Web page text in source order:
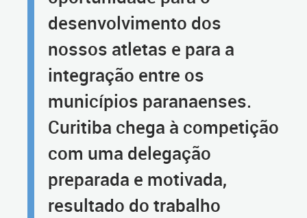
desenvolvimento dos
nossos atletas e para a
integração entre os
municípios paranaenses.
Curitiba chega à competição
com uma delegação
preparada e motivada,
resultado do trabalho